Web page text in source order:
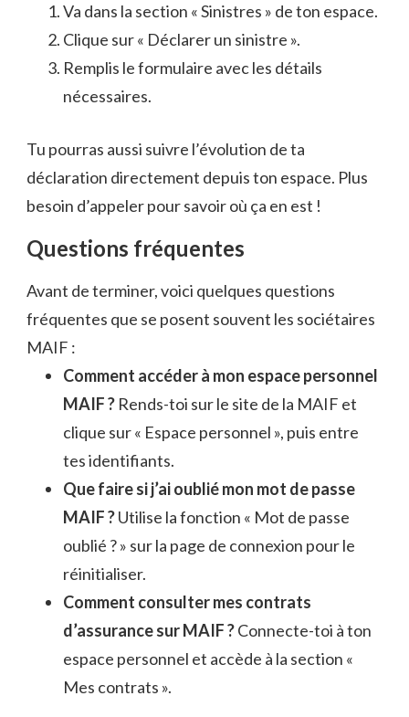
Va dans la section « Sinistres » de ton espace.
Clique sur « Déclarer un sinistre ».
Remplis le formulaire avec les détails
nécessaires.
Tu pourras aussi suivre l’évolution de ta
déclaration directement depuis ton espace. Plus
besoin d’appeler pour savoir où ça en est !
Questions fréquentes
Avant de terminer, voici quelques questions
fréquentes que se posent souvent les sociétaires
MAIF :
Comment accéder à mon espace personnel
MAIF ? Rends-toi sur le site de la MAIF et
clique sur « Espace personnel », puis entre
tes identifiants.
Que faire si j’ai oublié mon mot de passe
MAIF ?Utilise la fonction « Mot de passe
oublié ? » sur la page de connexion pour le
réinitialiser.
Comment consulter mes contrats
d’assurance sur MAIF ?Connecte-toi à ton
espace personnel et accède à la section «
Mes contrats ».